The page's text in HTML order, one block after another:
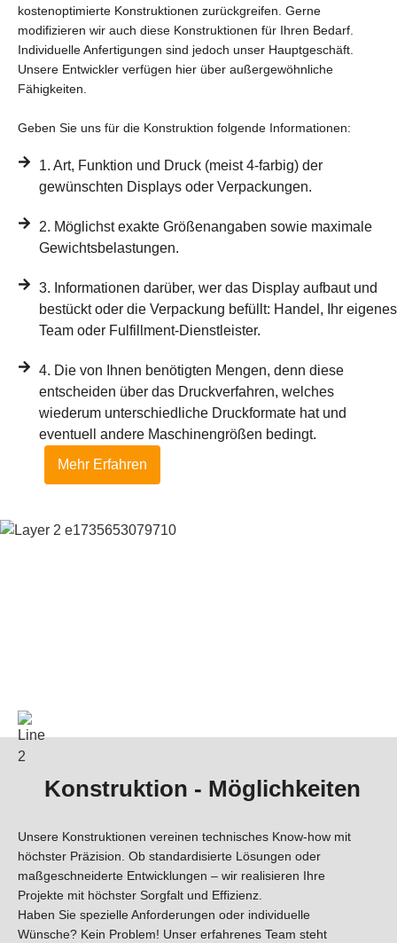
kostenoptimierte Konstruktionen zurückgreifen. Gerne
modifizieren wir auch diese Konstruktionen für Ihren Bedarf.
Individuelle Anfertigungen sind jedoch unser Hauptgeschäft.
Unsere Entwickler verfügen hier über außergewöhnliche
Fähigkeiten.
Geben Sie uns für die Konstruktion folgende Informationen:
1. Art, Funktion und Druck (meist 4-farbig) der
gewünschten Displays oder Verpackungen.
2. Möglichst exakte Größenangaben sowie maximale
Gewichtsbelastungen.
3. Informationen darüber, wer das Display aufbaut und
bestückt oder die Verpackung befüllt: Handel, Ihr eigenes
Team oder Fulfillment-Dienstleister.
4. Die von Ihnen benötigten Mengen, denn diese
entscheiden über das Druckverfahren, welches
wiederum unterschiedliche Druckformate hat und
eventuell andere Maschinengrößen bedingt.
Mehr Erfahren
Konstruktion - Möglichkeiten
Unsere Konstruktionen vereinen technisches Know-how mit
höchster Präzision. Ob standardisierte Lösungen oder
maßgeschneiderte Entwicklungen – wir realisieren Ihre
Projekte mit höchster Sorgfalt und Effizienz.
Haben Sie spezielle Anforderungen oder individuelle
Wünsche? Kein Problem! Unser erfahrenes Team steht